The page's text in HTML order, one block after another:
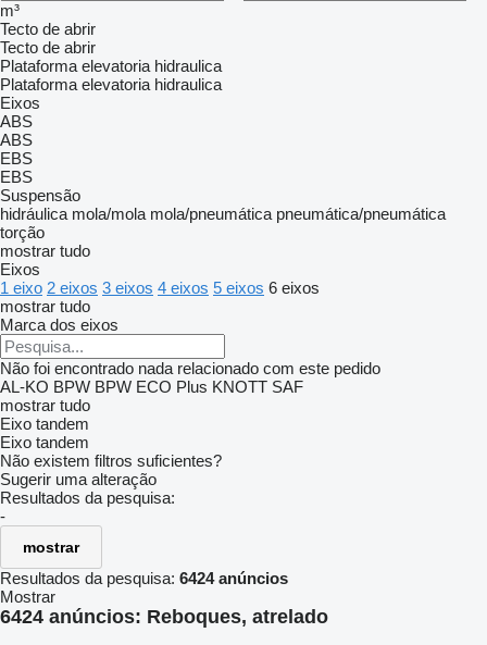
m³
Tecto de abrir
Tecto de abrir
Plataforma elevatoria hidraulica
Plataforma elevatoria hidraulica
Eixos
ABS
ABS
EBS
EBS
Suspensão
hidráulica mola/mola mola/pneumática pneumática/pneumática
torção
mostrar tudo
Eixos
1 eixo 2 eixos 3 eixos 4 eixos 5 eixos 6 eixos
mostrar tudo
Marca dos eixos
Não foi encontrado nada relacionado com este pedido
AL-KO BPW BPW ECO Plus KNOTT SAF
mostrar tudo
Eixo tandem
Eixo tandem
Não existem filtros suficientes?
Sugerir uma alteração
Resultados da pesquisa:
-
mostrar
Resultados da pesquisa: 6424 anúncios
Mostrar
6424 anúncios: Reboques, atrelado